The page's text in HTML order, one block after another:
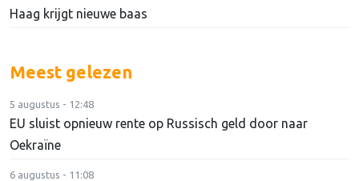
Haag krijgt nieuwe baas
Meest gelezen
5 augustus - 12:48
EU sluist opnieuw rente op Russisch geld door naar
Oekraïne
6 augustus - 11:08